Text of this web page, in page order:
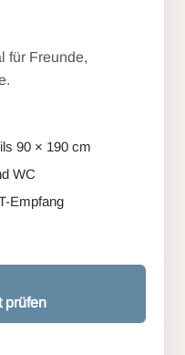
für Freunde,
90 × 190 cm
WC
Empfang
prüfen